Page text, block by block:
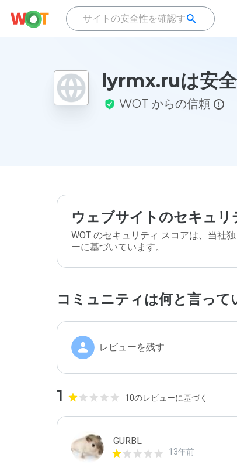
lyrmx.ruは安全
WOT からの信頼
ウェブサイトのセキュリ
WOT のセキュリティ スコアは、当社
ーに基づいています。
コミュニティは何と言って
レビューを残す
1 10のレビューに基づく
GURBL
13年前